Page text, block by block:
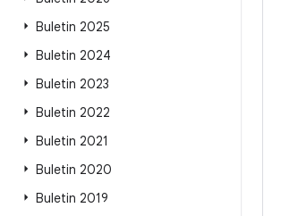
Buletin 2025
Buletin 2024
Buletin 2023
Buletin 2022
Buletin 2021
Buletin 2020
Buletin 2019